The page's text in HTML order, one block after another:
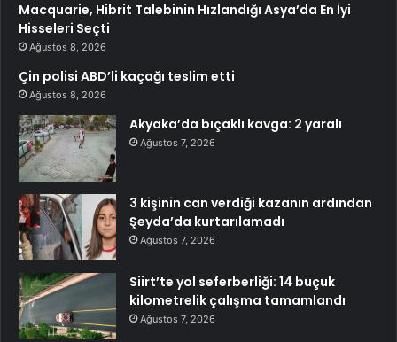
Macquarie, Hibrit Talebinin Hızlandığı Asya’da En İyi
Hisseleri Seçti
Ağustos 8, 2026
Çin polisi ABD’li kaçağı teslim etti
Ağustos 8, 2026
Akyaka’da bıçaklı kavga: 2 yaralı
Ağustos 7, 2026
3 kişinin can verdiği kazanın ardından
Şeyda’da kurtarılamadı
Ağustos 7, 2026
Siirt’te yol seferberliği: 14 buçuk
kilometrelik çalışma tamamlandı
Ağustos 7, 2026